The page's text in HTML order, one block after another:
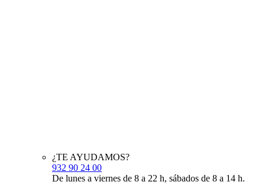
¿TE AYUDAMOS?
932 90 24 00
De lunes a viernes de 8 a 22 h, sábados de 8 a 14 h.